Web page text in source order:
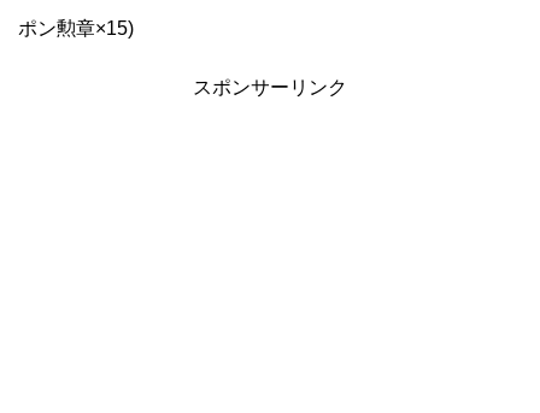
ポン勲章×15)
スポンサーリンク